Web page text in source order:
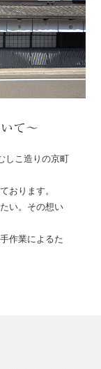
て～
しこ造りの京町
おります。
い。その想い
作業によるた